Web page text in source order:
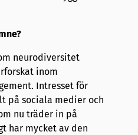
neurodiversitet
inom
Intresset för
på sociala medier och
nu träder in på
har mycket av den